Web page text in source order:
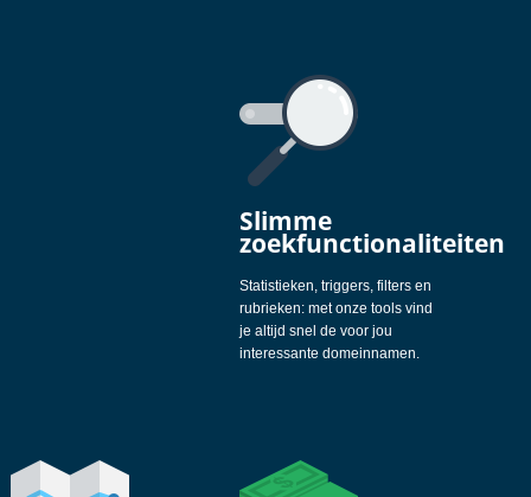
Slimme
zoekfunctionaliteiten
Statistieken, triggers, filters en
rubrieken: met onze tools vind
je altijd snel de voor jou
interessante domeinnamen.